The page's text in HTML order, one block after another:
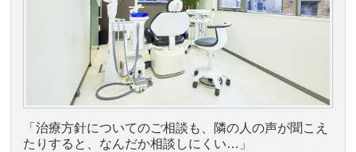
「治療方針についてのご相談も、隣の人の声が聞こえ
たりすると、なんだか相談しにくい…」